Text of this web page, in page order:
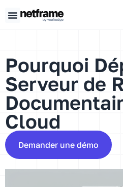
Pourquoi
Serveur de
Cloud
Demander une démo